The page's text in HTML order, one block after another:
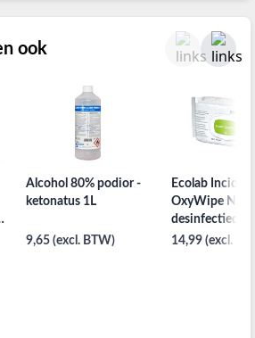
ook
Alcohol 80% podior -
ketonatus 1L
9,65 (excl. BTW)
Ecolab Incidin
OxyWipe NG
100ST
14,99 (excl.